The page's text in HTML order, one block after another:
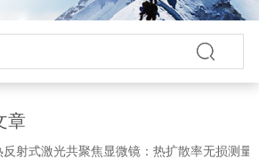
章
射式激光共聚焦显微镜：热扩散率无损测量方案